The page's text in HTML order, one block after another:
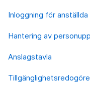
Inloggning för anställda
Hantering av
Anslagstavla